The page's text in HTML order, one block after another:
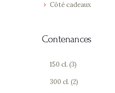
Côté cadeaux
Contenances
150 cl. (3)
300 cl. (2)